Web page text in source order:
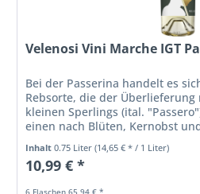
Velenosi Vini Marche IGT
Bei der Passerina handelt es
Rebsorte, die der Überlieferung
kleinen Sperlings (ital.
einen nach Blüten, Kernobst
Inhalt0.75 Liter(14,65 € * / 1 Liter)
10,99 € *
6 Flaschen 65,94 € *